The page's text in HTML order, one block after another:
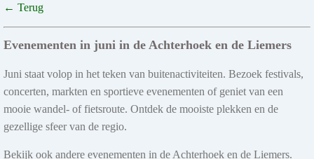
← Terug
Evenementen in juni in de Achterhoek en de Liemers
Juni staat volop in het teken van buitenactiviteiten. Bezoek festivals,
concerten, markten en sportieve evenementen of geniet van een
mooie wandel- of fietsroute. Ontdek de mooiste plekken en de
gezellige sfeer van de regio.
Bekijk ook andere evenementen in de Achterhoek en de Liemers.